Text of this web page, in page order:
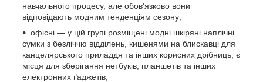
навчального процесу, але обов'язково вони
відповідають модним тенденціям сезону;
офісні — у цій групі розміщені модні шкіряні наплічні
сумки з безліччю відділень, кишенями на блискавці для
канцелярського приладдя та інших корисних дрібниць, є
місця для зберігання нетбуків, планшетів та інших
електронних ґаджетів;